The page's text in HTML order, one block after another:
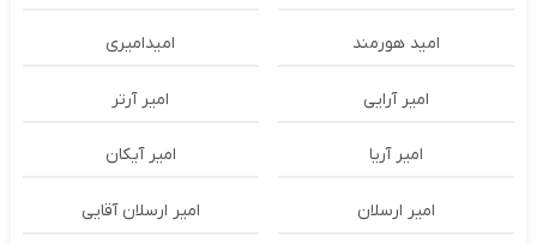
امید هورمند امیدامیری
امیر آرایی امیر آرتر
امیر آریا امیر آیکان
امیر ارسلان امیر ارسلان آقایی